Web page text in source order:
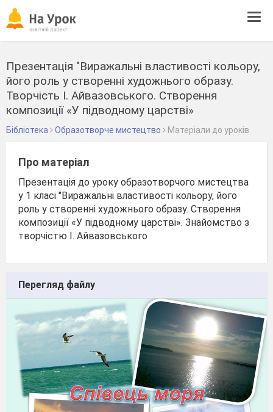
Презентація "Виражальні властивості кольору,
його роль у створенні художнього образу.
Творчість І. Айвазовського. Створення
композиції «У підводному царстві»
Бібліотека Образотворче мистецтво Матеріали до уроків
Про матеріал
Презентація до уроку образотворчого мистецтва
у 1 класі "Виражальні властивості кольору, його
роль у створенні художнього образу. Створення
композиції «У підводному царстві». Знайомство з
творчістю І. Айвазовського
Перегляд файлу